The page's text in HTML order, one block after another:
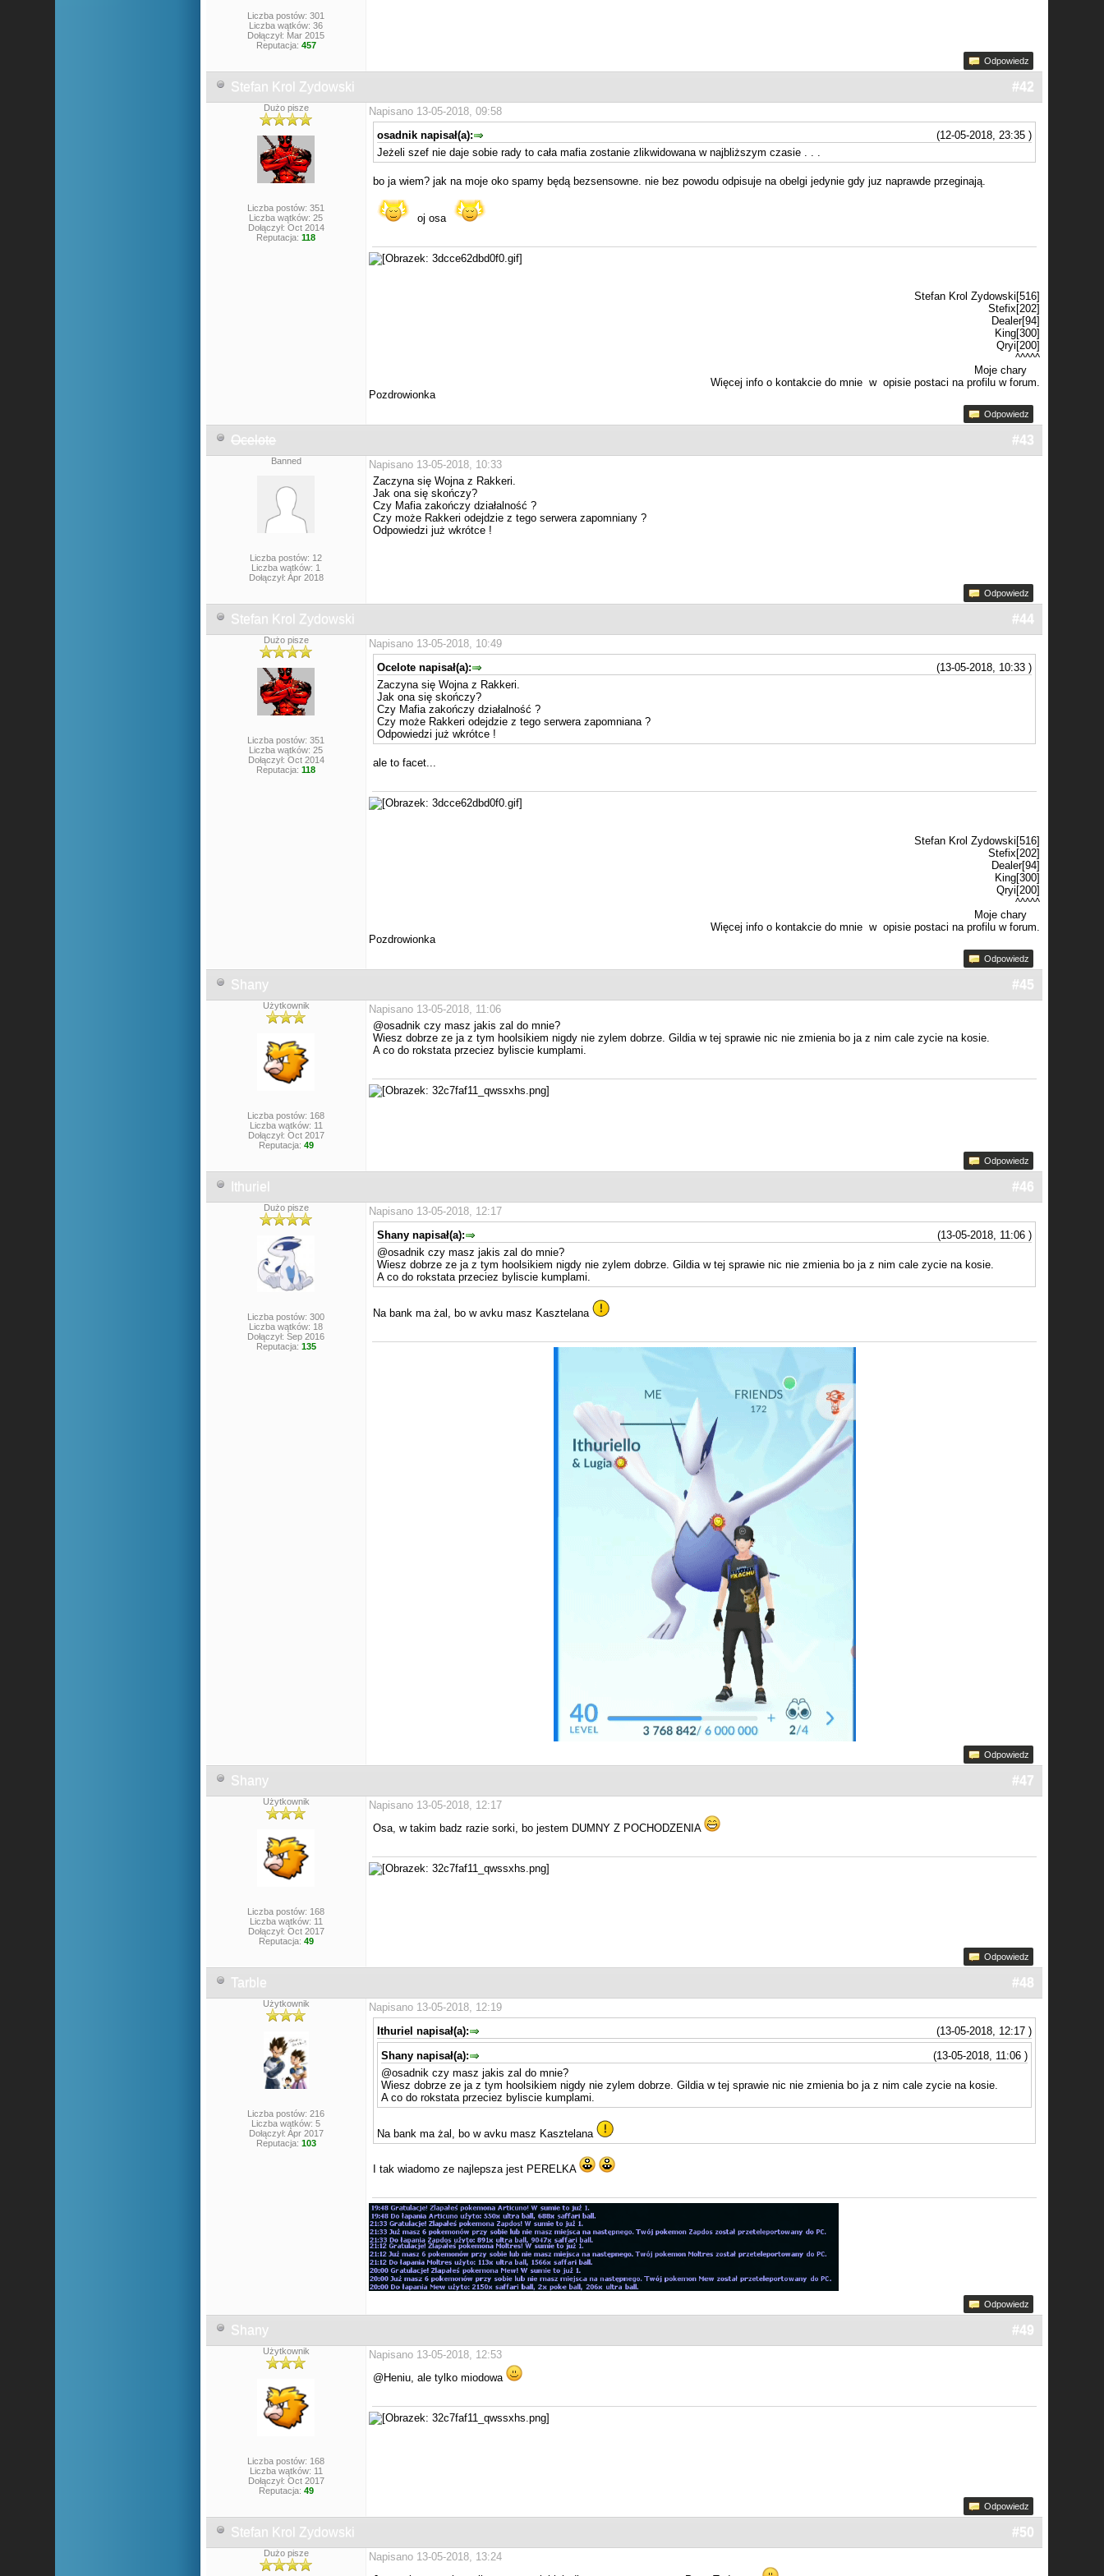
Liczba postów: 301
Liczba wątków: 36
Dołączył: Mar 2015
Reputacja: 457
Odpowiedz
Stefan Krol Zydowski #42
Dużo pisze
Liczba postów: 351
Liczba wątków: 25
Dołączył: Oct 2014
Reputacja:118
Napisano 13-05-2018, 09:58
(12-05-2018, 23:35 )
osadnik napisał(a):
Jeżeli szef nie daje sobie rady to cała mafia zostanie zlikwidowana w najbliższym czasie . . .
bo ja wiem? jak na moje oko spamy będą bezsensowne. nie bez powodu odpisuje na obelgi jedynie gdy juz naprawde przeginają.
oj osa
Stefan Krol Zydowski[516]
Stefix[202]
Dealer[94]
King[300]
Qryi[200]
^^^^^
Moje chary
Więcej info o kontakcie do mnie w opisie postaci na profilu w forum.
Pozdrowionka
Odpowiedz
Ocelote #43
Banned
Liczba postów: 12
Liczba wątków: 1
Dołączył: Apr 2018
Napisano 13-05-2018, 10:33
Zaczyna się Wojna z Rakkeri.
Jak ona się skończy?
Czy Mafia zakończy działalność ?
Czy może Rakkeri odejdzie z tego serwera zapomniany ?
Odpowiedzi już wkrótce !
Odpowiedz
Stefan Krol Zydowski #44
Dużo pisze
Liczba postów: 351
Liczba wątków: 25
Dołączył: Oct 2014
Reputacja:118
Napisano 13-05-2018, 10:49
(13-05-2018, 10:33 )
Ocelote napisał(a):
Zaczyna się Wojna z Rakkeri.
Jak ona się skończy?
Czy Mafia zakończy działalność ?
Czy może Rakkeri odejdzie z tego serwera zapomniana ?
Odpowiedzi już wkrótce !
ale to facet...
Stefan Krol Zydowski[516]
Stefix[202]
Dealer[94]
King[300]
Qryi[200]
^^^^^
Moje chary
Więcej info o kontakcie do mnie w opisie postaci na profilu w forum.
Pozdrowionka
Odpowiedz
Shany #45
Użytkownik
Liczba postów: 168
Liczba wątków: 11
Dołączył: Oct 2017
Reputacja: 49
Napisano 13-05-2018, 11:06
@osadnik czy masz jakis zal do mnie?
Wiesz dobrze ze ja z tym hoolsikiem nigdy nie zylem dobrze. Gildia w tej sprawie nic nie zmienia bo ja z nim cale zycie na kosie.
A co do rokstata przeciez byliscie kumplami.
Odpowiedz
Ithuriel #46
Dużo pisze
Liczba postów: 300
Liczba wątków: 18
Dołączył: Sep 2016
Reputacja: 135
Napisano 13-05-2018, 12:17
(13-05-2018, 11:06 )
Shany napisał(a):
@osadnik czy masz jakis zal do mnie?
Wiesz dobrze ze ja z tym hoolsikiem nigdy nie zylem dobrze. Gildia w tej sprawie nic nie zmienia bo ja z nim cale zycie na kosie.
A co do rokstata przeciez byliscie kumplami.
Na bank ma żal, bo w avku masz Kasztelana
Odpowiedz
Shany #47
Użytkownik
Liczba postów: 168
Liczba wątków: 11
Dołączył: Oct 2017
Reputacja: 49
Napisano 13-05-2018, 12:17
Osa, w takim badz razie sorki, bo jestem DUMNY Z POCHODZENIA
Odpowiedz
Tarble #48
Użytkownik
Liczba postów: 216
Liczba wątków: 5
Dołączył: Apr 2017
Reputacja: 103
Napisano 13-05-2018, 12:19
(13-05-2018, 12:17 )
Ithuriel napisał(a):
(13-05-2018, 11:06 )
Shany napisał(a):
@osadnik czy masz jakis zal do mnie?
Wiesz dobrze ze ja z tym hoolsikiem nigdy nie zylem dobrze. Gildia w tej sprawie nic nie zmienia bo ja z nim cale zycie na kosie.
A co do rokstata przeciez byliscie kumplami.
Na bank ma żal, bo w avku masz Kasztelana
I tak wiadomo ze najlepsza jest PERELKA
Odpowiedz
Shany #49
Użytkownik
Liczba postów: 168
Liczba wątków: 11
Dołączył: Oct 2017
Reputacja: 49
Napisano 13-05-2018, 12:53
@Heniu, ale tylko miodowa
Odpowiedz
Stefan Krol Zydowski #50
Dużo pisze
Napisano 13-05-2018, 13:24